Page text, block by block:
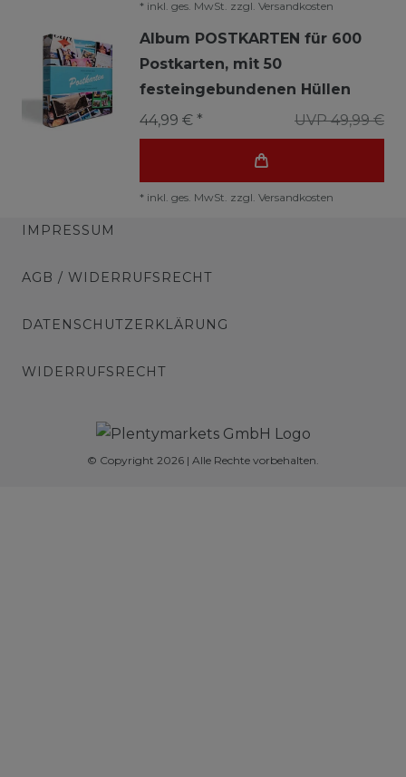
* inkl. ges. MwSt. zzgl. Versandkosten
Album POSTKARTEN für 600
Postkarten, mit 50
festeingebundenen Hüllen
UVP 49,99 €
44,99 € *
* inkl. ges. MwSt. zzgl. Versandkosten
IMPRESSUM
AGB / WIDERRUFSRECHT
DATENSCHUTZERKLÄRUNG
WIDERRUFSRECHT
© Copyright 2026 | Alle Rechte vorbehalten.